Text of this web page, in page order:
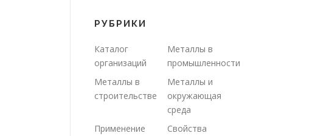
РУБРИКИ
Каталог
организаций
Металлы в
промышленности
Металлы в
строительстве
Металлы и
окружающая
среда
Применение
Свойства